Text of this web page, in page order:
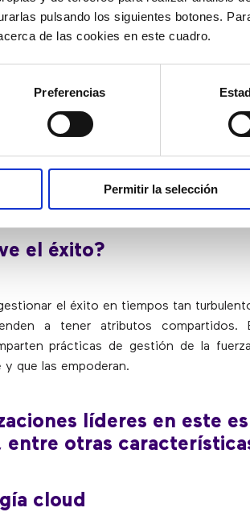
pulsando los siguientes botones.
de las cookies en este cuadro.
Preferencias
Permitir la selección
para prepararlos para los
de que no estén
En un entorno impredecible, pueden
en la programación, como
o programación en bloque para
satisfacer las necesidades
se trata de gestionar una fuerza
el éxito?
el éxito en tiempos tan
a tener atributos compartidos.
prácticas de gestión de la
que las empoderan.
líderes en este
entre otras
cloud